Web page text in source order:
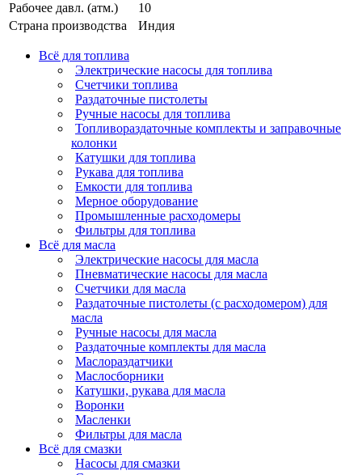
Рабочее давл. (атм.)
10
Страна производства
Индия
Всё для топлива
Электрические насосы для топлива
Счетчики топлива
Раздаточные пистолеты
Ручные насосы для топлива
Топливораздаточные комплекты и заправочные
колонки
Катушки для топлива
Рукава для топлива
Емкости для топлива
Мерное оборудование
Промышленные расходомеры
Фильтры для топлива
Всё для масла
Электрические насосы для масла
Пневматические насосы для масла
Счетчики для масла
Раздаточные пистолеты (с расходомером) для
масла
Ручные насосы для масла
Раздаточные комплекты для масла
Маслораздатчики
Маслосборники
Катушки, рукава для масла
Воронки
Масленки
Фильтры для масла
Всё для смазки
Насосы для смазки